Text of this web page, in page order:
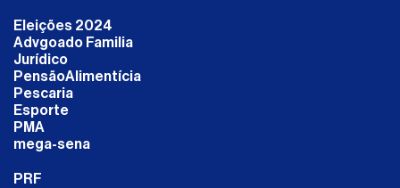
Eleições 2024
Advgoado Familia
Jurídico
PensãoAlimentícia
Pescaria
Esporte
PMA
mega-sena
PRF